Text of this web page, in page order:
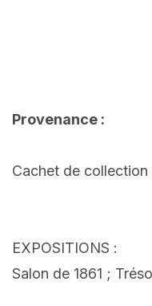
Provenance :
Cachet de
EXPOSITIONS :
Salon de 1861 ;